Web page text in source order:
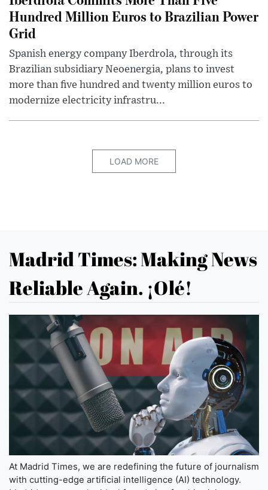
Hundred Million Euros to Brazilian Power
Grid
Spanish energy company Iberdrola, through its
Brazilian subsidiary Neoenergia, plans to invest
more than five hundred and twenty million euros to
modernize electricity infrastru...
LOAD MORE
Madrid Times: Making News
Reliable Again. ¡Olé!
At Madrid Times, we are redefining the future of journalism
with cutting-edge artificial intelligence (AI) technology.